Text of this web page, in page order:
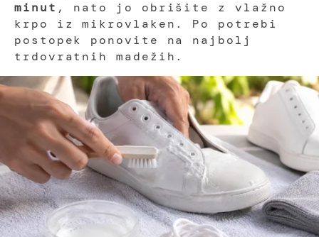
minut , nato jo obrišite z vlažno
krpo iz mikrovlaken. Po potrebi
postopek ponovite na najbolj
trdovratnih madežih.